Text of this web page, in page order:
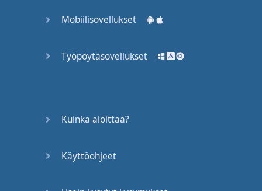
Mobiilisovellukset
Työpöytäsovellukset
Kuinka aloittaa?
Käyttöohjeet